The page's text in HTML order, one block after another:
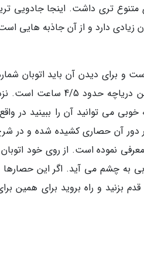
متنوع تری داشت. اینجا جادویی
زیادی دارد و از آن جاذبه هایی
به سمت غرب بروید البته اگر در شهر ونکوور باشید
می توانید آن را ببینید در
آن حصاری کشیده شده و در شرح
به چشم می آید. اگر این
بزنید و راه بروید برای همین